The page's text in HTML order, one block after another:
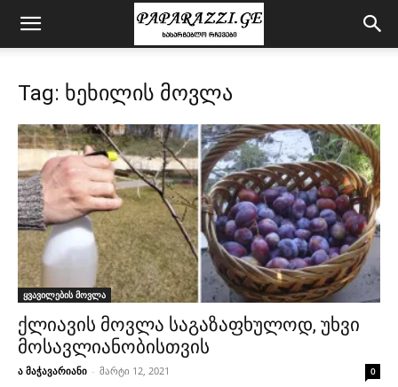
Tag: ხეხილის მოვლა
ყვავილების მოვლა
ქლიავის მოვლა საგაზაფხულოდ, უხვი
მოსავლიანობისთვის
ა მაჭავარიანი - მარტი 12, 2021 0